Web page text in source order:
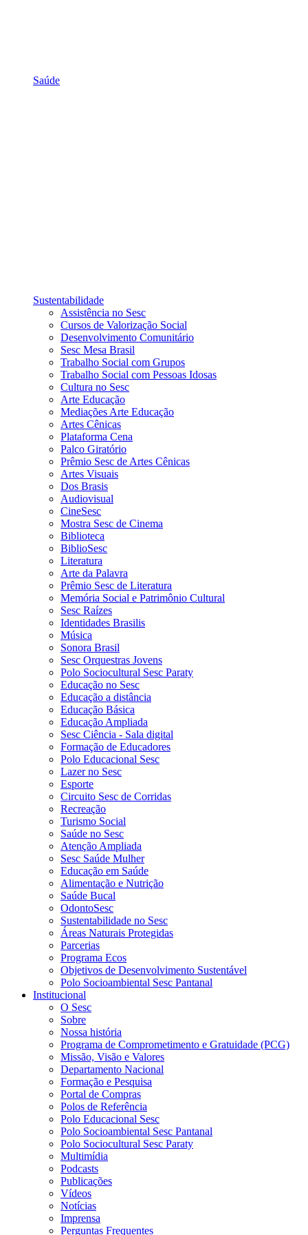
Saúde
Sustentabilidade
Assistência no Sesc
Cursos de Valorização Social
Desenvolvimento Comunitário
Sesc Mesa Brasil
Trabalho Social com Grupos
Trabalho Social com Pessoas Idosas
Cultura no Sesc
Arte Educação
Mediações Arte Educação
Artes Cênicas
Plataforma Cena
Palco Giratório
Prêmio Sesc de Artes Cênicas
Artes Visuais
Dos Brasis
Audiovisual
CineSesc
Mostra Sesc de Cinema
Biblioteca
BiblioSesc
Literatura
Arte da Palavra
Prêmio Sesc de Literatura
Memória Social e Patrimônio Cultural
Sesc Raízes
Identidades Brasilis
Música
Sonora Brasil
Sesc Orquestras Jovens
Polo Sociocultural Sesc Paraty
Educação no Sesc
Educação a distância
Educação Básica
Educação Ampliada
Sesc Ciência - Sala digital
Formação de Educadores
Polo Educacional Sesc
Lazer no Sesc
Esporte
Circuito Sesc de Corridas
Recreação
Turismo Social
Saúde no Sesc
Atenção Ampliada
Sesc Saúde Mulher
Educação em Saúde
Alimentação e Nutrição
Saúde Bucal
OdontoSesc
Sustentabilidade no Sesc
Áreas Naturais Protegidas
Parcerias
Programa Ecos
Objetivos de Desenvolvimento Sustentável
Polo Socioambiental Sesc Pantanal
Institucional
O Sesc
Sobre
Nossa história
Programa de Comprometimento e Gratuidade (PCG)
Missão, Visão e Valores
Departamento Nacional
Formação e Pesquisa
Portal de Compras
Polos de Referência
Polo Educacional Sesc
Polo Socioambiental Sesc Pantanal
Polo Sociocultural Sesc Paraty
Multimídia
Podcasts
Publicações
Vídeos
Notícias
Imprensa
Perguntas Frequentes